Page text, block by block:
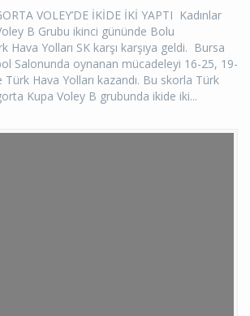
VOLEY’DE İKİDE İKİ YAPTI Kadınlar
B Grubu ikinci gününde Bolu
Hava Yolları SK karşı karşıya geldi. Bursa
Salonunda oynanan mücadeleyi 16-25, 19-
Hava Yolları kazandı. Bu skorla Türk
Kupa Voley B grubunda ikide iki...